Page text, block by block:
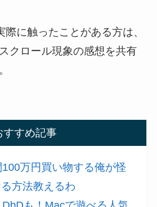
に触ったことがある方は、
クロール現象の感想を共有
すすめ記事
万円買い物する俺が怪
方法教えるわ